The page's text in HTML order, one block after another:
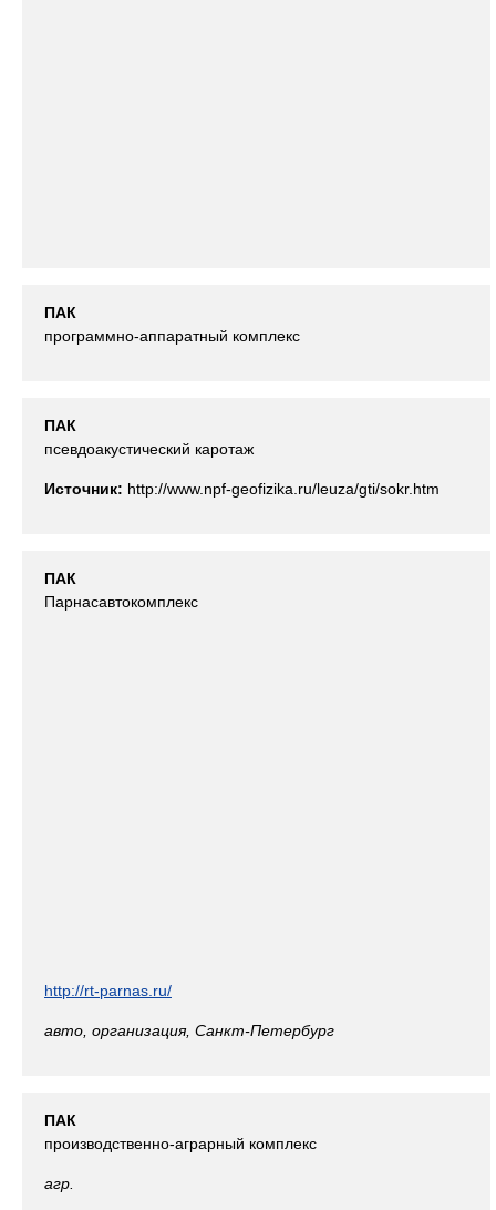
ПАК
программно-аппаратный комплекс
ПАК
псевдоакустический каротаж
Источник: http://www.npf-geofizika.ru/leuza/gti/sokr.htm
ПАК
Парнасавтокомплекс
http://rt-parnas.ru/
авто, организация, Санкт-Петербург
ПАК
производственно-аграрный комплекс
агр.